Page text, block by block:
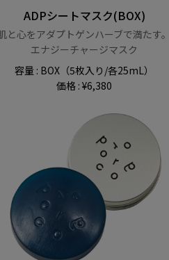
ADPシートマスク(BOX)
と心をアダプトゲンハーブで満たす。
エナジーチャージマスク
容量 : BOX（5枚入り/各25mL）
価格 : ¥6,380